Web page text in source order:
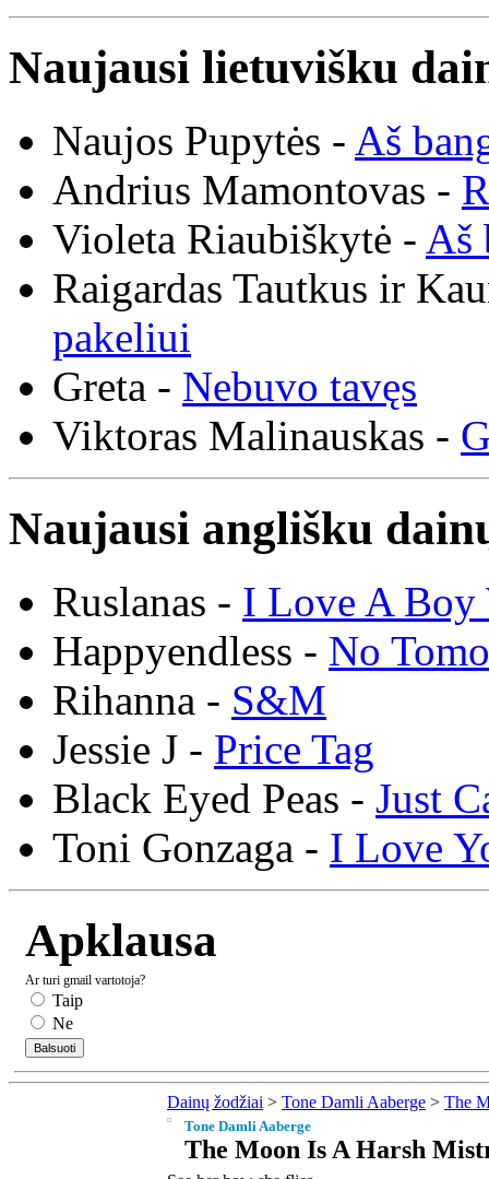
Naujausi lietuvišku
Naujos Pupytės - Aš
Andrius Mamontovas -
Violeta Riaubiškytė - Aš
Raigardas Tautkus ir
pakeliui
Greta - Nebuvo tavęs
Viktoras Malinauskas -
Naujausi anglišku
Ruslanas - I Love A Boy
Happyendless - No
Rihanna - S&M
Jessie J - Price Tag
Black Eyed Peas - Just
Toni Gonzaga - I Love
Apklausa
Ar turi gmail vartotoja?
Taip
Ne
Dainų žodžiai > Tone Damli Aaberge > The
Tone Damli Aaberge
The Moon Is A Harsh